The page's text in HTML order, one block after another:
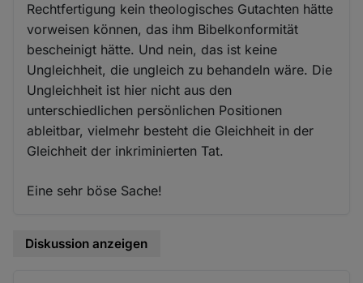
Rechtfertigung kein theologisches Gutachten hätte
vorweisen können, das ihm Bibelkonformität
bescheinigt hätte. Und nein, das ist keine
Ungleichheit, die ungleich zu behandeln wäre. Die
Ungleichheit ist hier nicht aus den
unterschiedlichen persönlichen Positionen
ableitbar, vielmehr besteht die Gleichheit in der
Gleichheit der inkriminierten Tat.
Eine sehr böse Sache!
Diskussion anzeigen